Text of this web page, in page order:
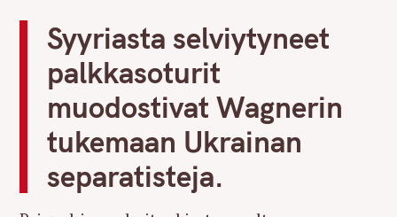
Syyriasta selviytyneet
palkkasoturit
muodostivat Wagnerin
tukemaan Ukrainan
separatisteja.